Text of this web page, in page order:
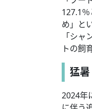
127.1
め」と
「シ
トの飼
猛
2024年